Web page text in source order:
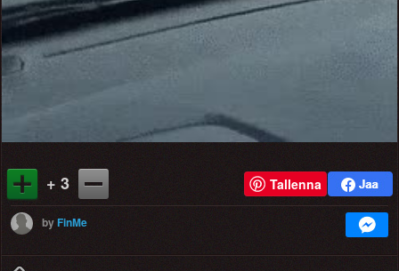
+ 3 Tallenna
byFinMe